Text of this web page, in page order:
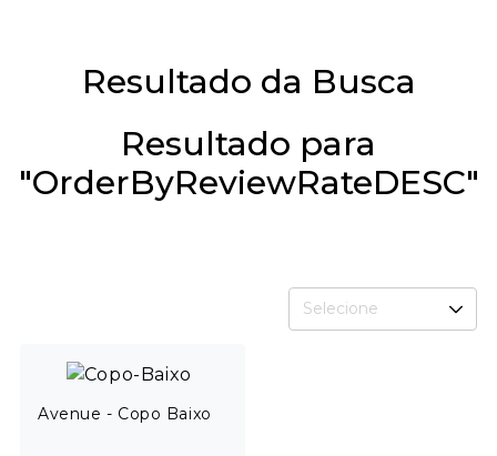
Resultado da Busca
Resultado para
"OrderByReviewRateDESC"
Selecione
Avenue - Copo Baixo